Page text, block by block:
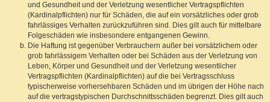
und Gesundheit und der Verletzung wesentlicher Vertragspflichten
(Kardinalpflichten) nur für Schäden, die auf ein vorsätzliches oder grob
fahrlässiges Verhalten zurückzuführen sind. Dies gilt auch für mittelbare
Folgeschäden wie insbesondere entgangenen Gewinn.
Die Haftung ist gegenüber Verbrauchern außer bei vorsätzlichem oder
grob fahrlässigem Verhalten oder bei Schäden aus der Verletzung von
Leben, Körper und Gesundheit und der Verletzung wesentlicher
Vertragspflichten (Kardinalpflichten) auf die bei Vertragsschluss
typischerweise vorhersehbaren Schäden und im übrigen der Höhe nach
auf die vertragstypischen Durchschnittsschäden begrenzt. Dies gilt auch